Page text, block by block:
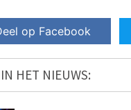
op Facebook
HET NIEUWS: